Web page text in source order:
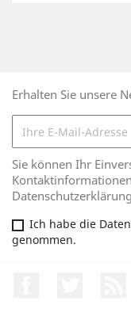
Erhalten Sie unsere
Sie können Ihr
Ich habe die
genommen.